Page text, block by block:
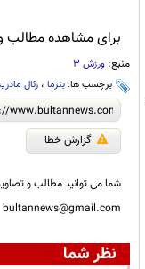
برای مشاهده مطالب
منبع: ورزش 3
برچسب ها: بنزما، رئال
گزارش خطا
شما می توانید مطالب و
bultannews@gmail.com
نظر شما